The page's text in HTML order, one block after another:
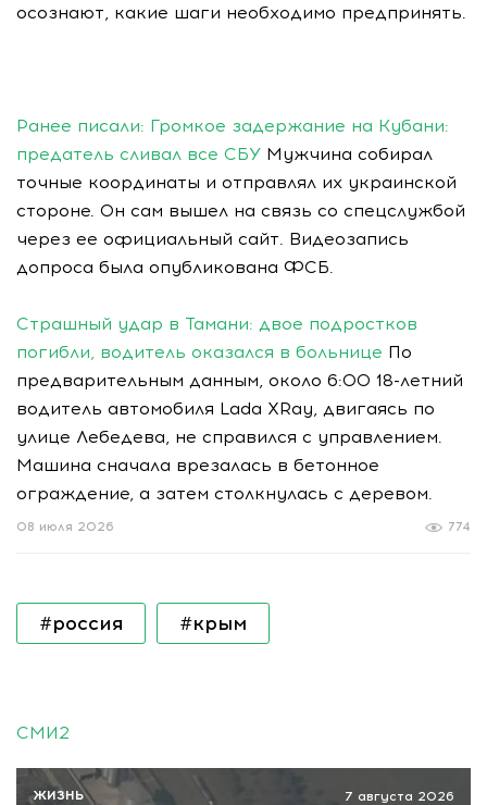
осознают, какие шаги необходимо предпринять.
Ранее писали: Громкое задержание на Кубани:
предатель сливал все СБУ Мужчина собирал
точные координаты и отправлял их украинской
стороне. Он сам вышел на связь со спецслужбой
через ее официальный сайт. Видеозапись
допроса была опубликована ФСБ.
Страшный удар в Тамани: двое подростков
погибли, водитель оказался в больнице По
предварительным данным, около 6:00 18-летний
водитель автомобиля Lada XRay, двигаясь по
улице Лебедева, не справился с управлением.
Машина сначала врезалась в бетонное
ограждение, а затем столкнулась с деревом.
774
08 июля 2026
#россия #крым
СМИ2
7 августа 2026
ЖИЗНЬ